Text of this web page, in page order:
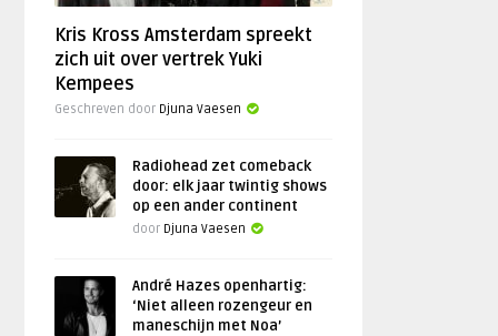
Kris Kross Amsterdam spreekt
zich uit over vertrek Yuki
Kempees
Geschreven door Djuna Vaesen
Radiohead zet comeback
door: elk jaar twintig shows
op een ander continent
door Djuna Vaesen
André Hazes openhartig:
‘Niet alleen rozengeur en
maneschijn met Noa’